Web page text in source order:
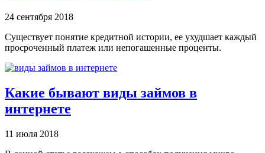
24 сентября 2018
Существует понятие кредитной истории, ее ухудшает каждый
просроченный платеж или непогашенные проценты.
Какие бывают виды займов в
интернете
11 июля 2018